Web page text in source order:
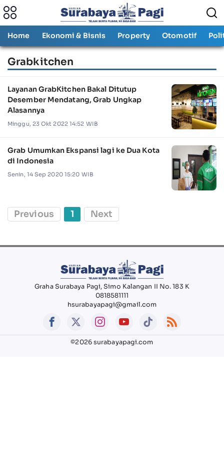
Home Ekonomi & Bisnis Property Otomotif
Grabkitchen
Layanan GrabKitchen Bakal Ditutup
Desember Mendatang, Grab Ungkap
Alasannya
Minggu, 23 Okt 2022 14:52 WIB
Grab Umumkan Ekspansi lagi ke Dua Kota
di Indonesia
Senin, 14 Sep 2020 15:20 WIB
Previous 1 Next
Graha Surabaya Pagi, Simo Kalangan II No. 183 K
0818581111
hsurabayapagi@gmail.com
©2026 surabayapagi.com